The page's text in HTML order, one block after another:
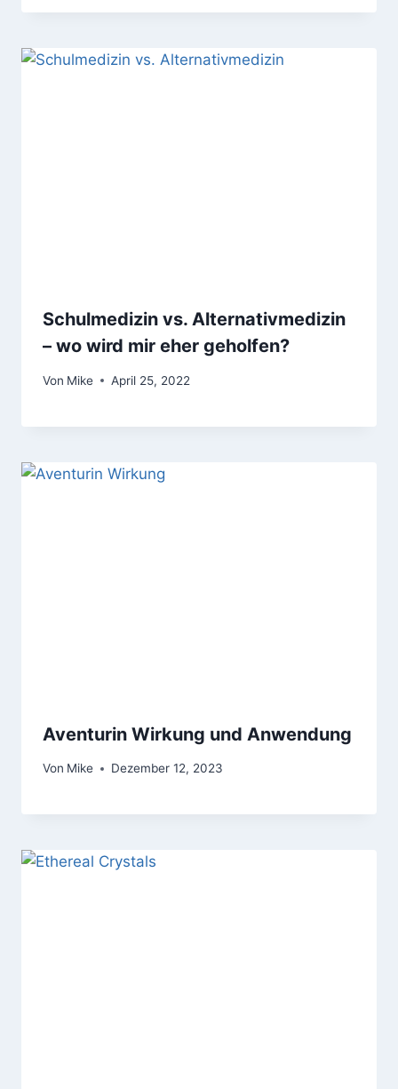
Schulmedizin vs. Alternativmedizin
– wo wird mir eher geholfen?
Von Mike April 25, 2022
Aventurin Wirkung und Anwendung
Von Mike Dezember 12, 2023